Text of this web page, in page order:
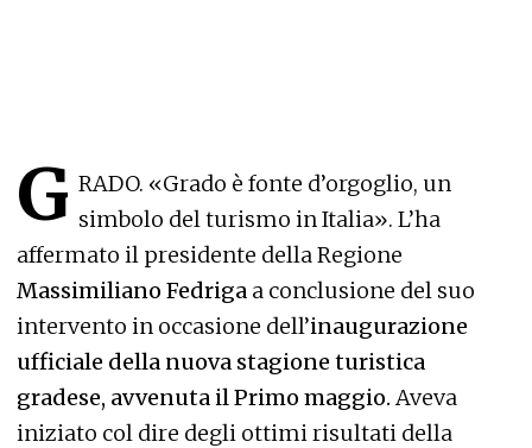
G RADO. «Grado è fonte d’orgoglio, un
simbolo del turismo in Italia». L’ha
affermato il presidente della Regione
Massimiliano Fedriga a conclusione del suo
intervento in occasione dell’inaugurazione
ufficiale della nuova stagione turistica
gradese, avvenuta il Primo maggio. Aveva
iniziato col dire degli ottimi risultati della